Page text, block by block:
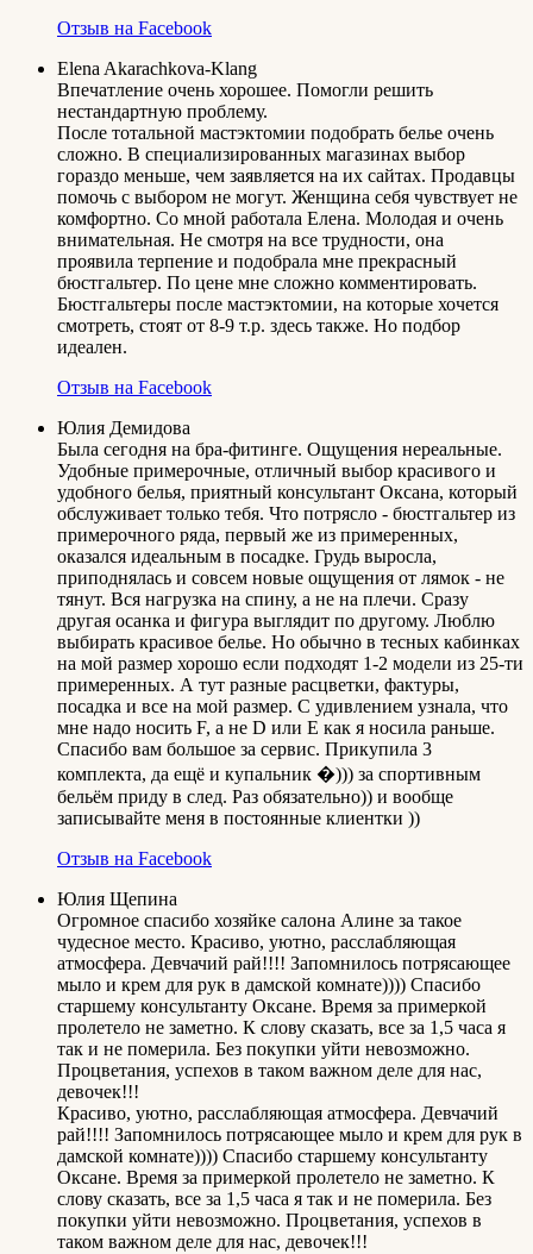
Отзыв на Facebook
Elena Akarachkova-Klang
Впечатление очень хорошее. Помогли решить
нестандартную проблему.
После тотальной мастэктомии подобрать белье очень
сложно. В специализированных магазинах выбор
гораздо меньше, чем заявляется на их сайтах. Продавцы
помочь с выбором не могут. Женщина себя чувствует не
комфортно. Со мной работала Елена. Молодая и очень
внимательная. Не смотря на все трудности, она
проявила терпение и подобрала мне прекрасный
бюстгальтер. По цене мне сложно комментировать.
Бюстгальтеры после мастэктомии, на которые хочется
смотреть, стоят от 8-9 т.р. здесь также. Но подбор
идеален.
Отзыв на Facebook
Юлия Демидова
Была сегодня на бра-фитинге. Ощущения нереальные.
Удобные примерочные, отличный выбор красивого и
удобного белья, приятный консультант Оксана, который
обслуживает только тебя. Что потрясло - бюстгальтер из
примерочного ряда, первый же из примеренных,
оказался идеальным в посадке. Грудь выросла,
приподнялась и совсем новые ощущения от лямок - не
тянут. Вся нагрузка на спину, а не на плечи. Сразу
другая осанка и фигура выглядит по другому. Люблю
выбирать красивое белье. Но обычно в тесных кабинках
на мой размер хорошо если подходят 1-2 модели из 25-ти
примеренных. А тут разные расцветки, фактуры,
посадка и все на мой размер. С удивлением узнала, что
мне надо носить F, а не D или E как я носила раньше.
Спасибо вам большое за сервис. Прикупила 3
комплекта, да ещё и купальник �))) за спортивным
бельём приду в след. Раз обязательно)) и вообще
записывайте меня в постоянные клиентки ))
Отзыв на Facebook
Юлия Щепина
Огромное спасибо хозяйке салона Алине за такое
чудесное место. Красиво, уютно, расслабляющая
атмосфера. Девчачий рай!!!! Запомнилось потрясающее
мыло и крем для рук в дамской комнате)))) Спасибо
старшему консультанту Оксане. Время за примеркой
пролетело не заметно. К слову сказать, все за 1,5 часа я
так и не померила. Без покупки уйти невозможно.
Процветания, успехов в таком важном деле для нас,
девочек!!!
Красиво, уютно, расслабляющая атмосфера. Девчачий
рай!!!! Запомнилось потрясающее мыло и крем для рук в
дамской комнате)))) Спасибо старшему консультанту
Оксане. Время за примеркой пролетело не заметно. К
слову сказать, все за 1,5 часа я так и не померила. Без
покупки уйти невозможно. Процветания, успехов в
таком важном деле для нас, девочек!!!